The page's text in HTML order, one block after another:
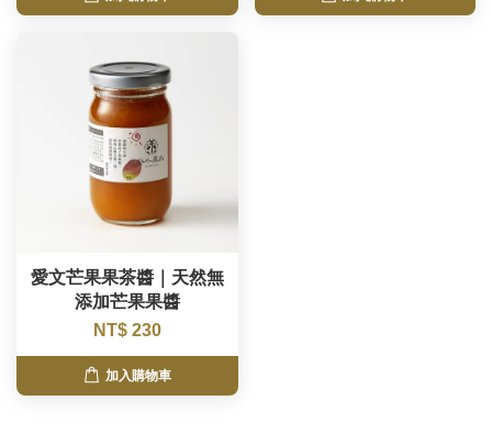
愛文芒果果茶醬｜天然無
添加芒果果醬
NT$ 230
加入購物車